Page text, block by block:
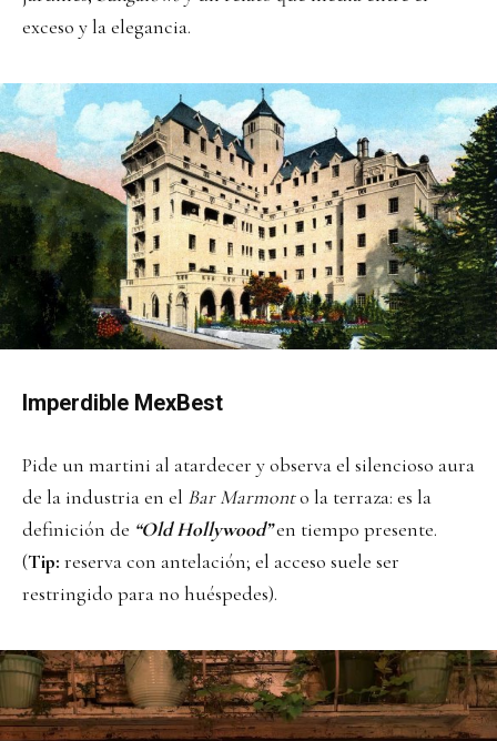
exceso y la elegancia.
Imperdible MexBest
Pide un martini al atardecer y observa el silencioso aura
de la industria en el Bar Marmonto la terraza: es la
definición de “Old Hollywood”en tiempo presente.
(Tip: reserva con antelación; el acceso suele ser
restringido para no huéspedes).